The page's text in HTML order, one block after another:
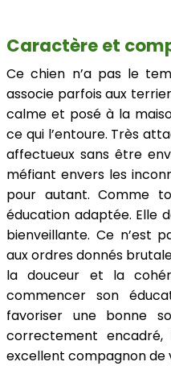
Caractère et
Ce chien n’a pas le
associe parfois aux
calme et posé à la
ce qui l’entoure. Très
affectueux sans être
méfiant envers les
pour autant. Comme
éducation adaptée. Elle
bienveillante. Ce n’est
aux ordres donnés
la douceur et la
commencer son
favoriser une bonne
correctement
excellent compagnon de